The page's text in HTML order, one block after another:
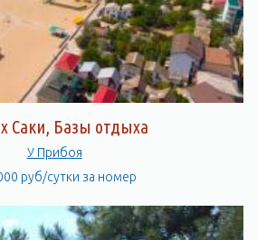
Саки, Базы отдыха
У Прибоя
руб/сутки за номер